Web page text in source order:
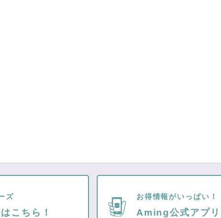
ズ
こちら！
お得情報がいっぱい！
Aming公式アプリ